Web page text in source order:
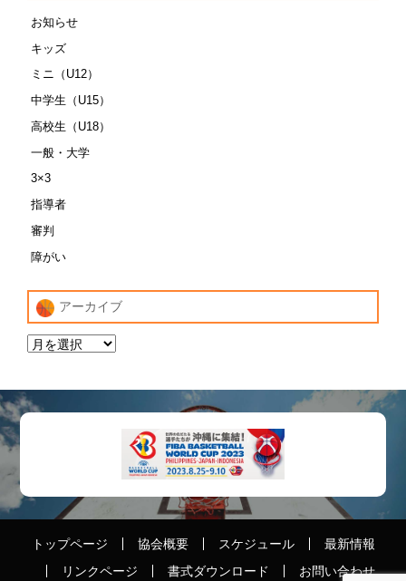
お知らせ
キッズ
ミニ（U12）
中学生（U15）
高校生（U18）
一般・大学
3×3
指導者
審判
障がい
アーカイブ
トップページ 協会概要 スケジュール
最新情報
リンクページ
書式ダウンロード お問い合わせ